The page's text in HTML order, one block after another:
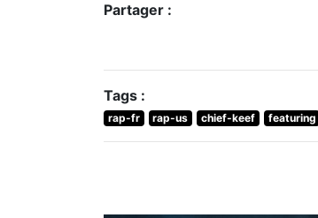
Partager :
Tags :
rap-fr rap-us chief-keef featuring